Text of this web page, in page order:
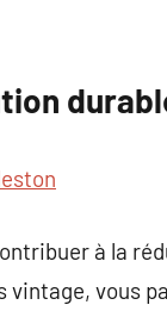
à la
vous